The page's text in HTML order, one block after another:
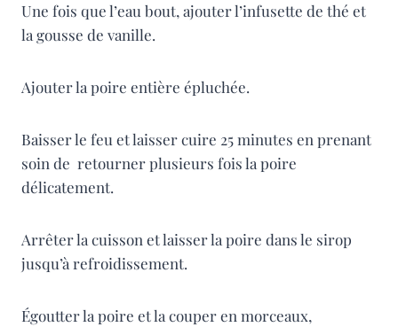
Une fois que l’eau bout, ajouter l’infusette de thé et
la gousse de vanille.
Ajouter la poire entière épluchée.
Baisser le feu et laisser cuire 25 minutes en prenant
soin de retourner plusieurs fois la poire
délicatement.
Arrêter la cuisson et laisser la poire dans le sirop
jusqu’à refroidissement.
Égoutter la poire et la couper en morceaux,